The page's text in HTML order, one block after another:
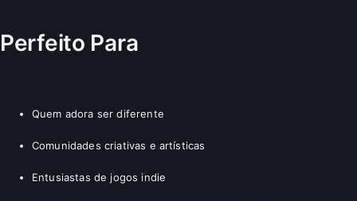
Perfeito Para
Quem adora ser diferente
Comunidades criativas e artísticas
Entusiastas de jogos indie